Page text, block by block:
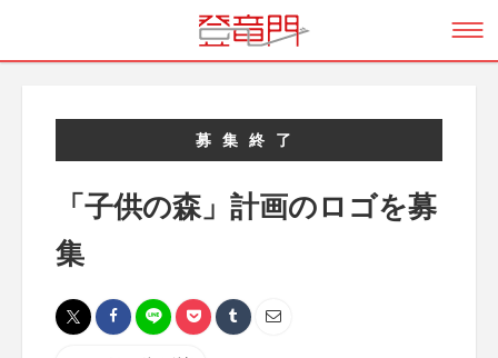
募集終了
「子供の森」計画のロゴを募
集